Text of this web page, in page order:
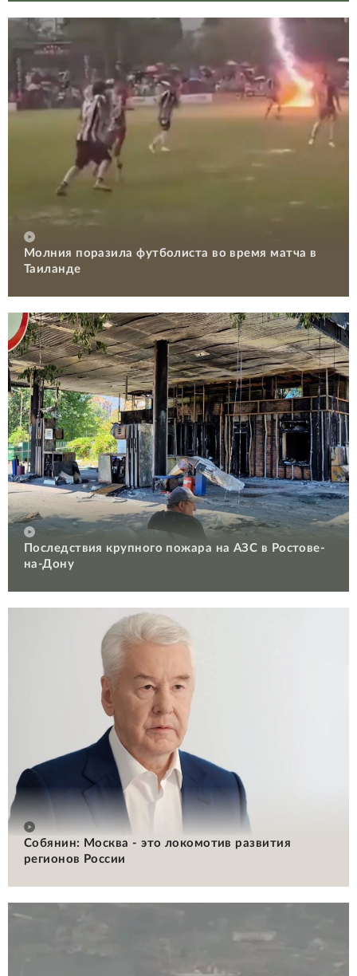
Молния поразила футболиста во время матча в
Таиланде
Последствия крупного пожара на АЗС в Ростове-
на-Дону
Собянин: Москва - это локомотив развития
регионов России